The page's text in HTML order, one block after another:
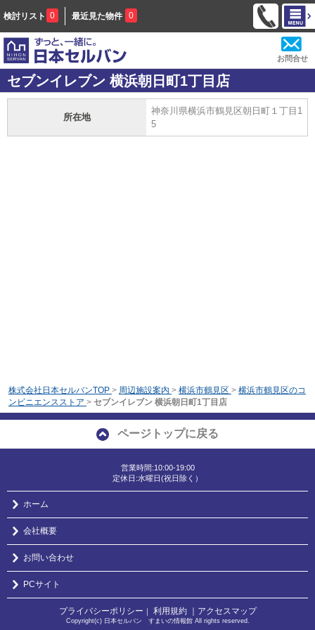
検討リスト 0 最近見た物件 0
お問合せ
セブンイレブン 横浜朝日町1丁目店
所在地
神奈川県横浜市鶴見区朝日町１丁目1
5
株式会社日本セルバンTOP > 周辺施設案内 > 横浜市鶴見区 > 横浜市鶴見区のコ
ンビニエンスストア > セブンイレブン 横浜朝日町1丁目店
ページトップに戻る
営業時間:10:00-19:00
定休日:水曜日(祝日除く）
ホーム
会社概要
お問い合わせ
PCサイト
プライバシーポリシー 利用規約 ｜アクセスマップ
Copyright(c) 日本セルバン すまいの情報館 All rights reserved.